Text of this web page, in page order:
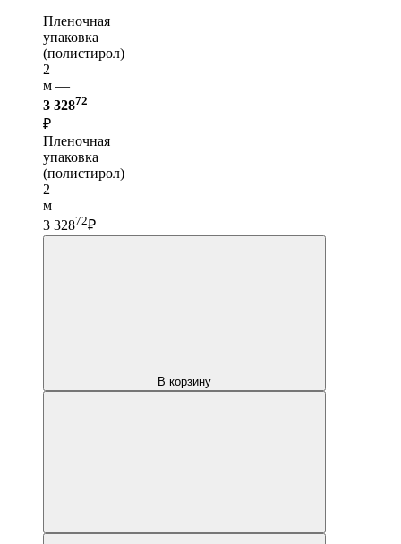
Пленочная
упаковка
(полистирол)
2
м —
3 32872
₽
Пленочная
упаковка
(полистирол)
2
м
3 32872₽
В корзину